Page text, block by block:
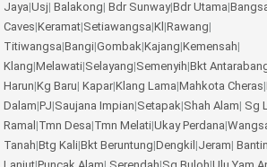
Jaya|Usj| Balakong| Bdr Sunway|Bdr Utama|
Caves|Keramat|Setiawangsa|Kl |Rawang|
Titiwangsa|Bangi|Gombak|Kajang|Kemensah|
Klang|Melawati|Selayang|Semenyih|Bkt
Harun|Kg Baru| Kapar|Klang Lama|Mahkota Cheras|
Dalam|PJ|Saujana Impian|Setapak|Shah Alam| Sg
Ramal |Tmn Desa|Tmn Melati|Ukay Perdana|
Tanah|Btg Kali|Bkt Beruntung|Dengkil |Jeram|